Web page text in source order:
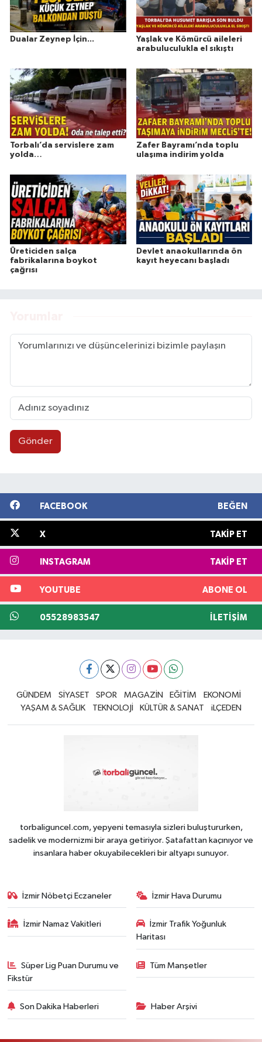
Dualar Zeynep İçin...
Yaşlak ve Kömürcü aileleri
arabuluculukla el sıkıştı
Torbalı’da servislere zam
yolda…
Zafer Bayramı’nda toplu
ulaşıma indirim yolda
Üreticiden salça
fabrikalarına boykot
çağrısı
Devlet anaokullarında ön
kayıt heyecanı başladı
Gönder
FACEBOOK BEĞEN
X TAKIP ET
INSTAGRAM TAKIP ET
YOUTUBE ABONE OL
05528983547 İLETIŞIM
GÜNDEM SİYASET SPOR MAGAZİN EĞİTİM
EKONOMİ
YAŞAM & SAĞLIK
TEKNOLOJİ KÜLTÜR & SANAT iLÇEDEN
torbaliguncel.com, yepyeni temasıyla sizleri buluştururken,
sadelik ve modernizmi bir araya getiriyor. Şatafattan kaçınıyor ve
insanlara haber okuyabilecekleri bir altyapı sunuyor.
İzmir Nöbetçi Eczaneler İzmir Hava Durumu
İzmir Namaz Vakitleri
İzmir Trafik Yoğunluk
Haritası
Süper Lig Puan Durumu ve
Fikstür
Tüm Manşetler
Son Dakika Haberleri Haber Arşivi